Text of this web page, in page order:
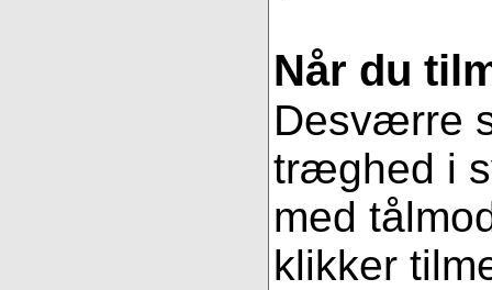
Når du
Desværre
træghed i
med
klikker